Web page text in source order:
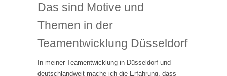
Das sind Motive und
Themen in der
Teamentwicklung Düsseldorf
In meiner Teamentwicklung in Düsseldorf und
deutschlandweit mache ich die Erfahrung, dass